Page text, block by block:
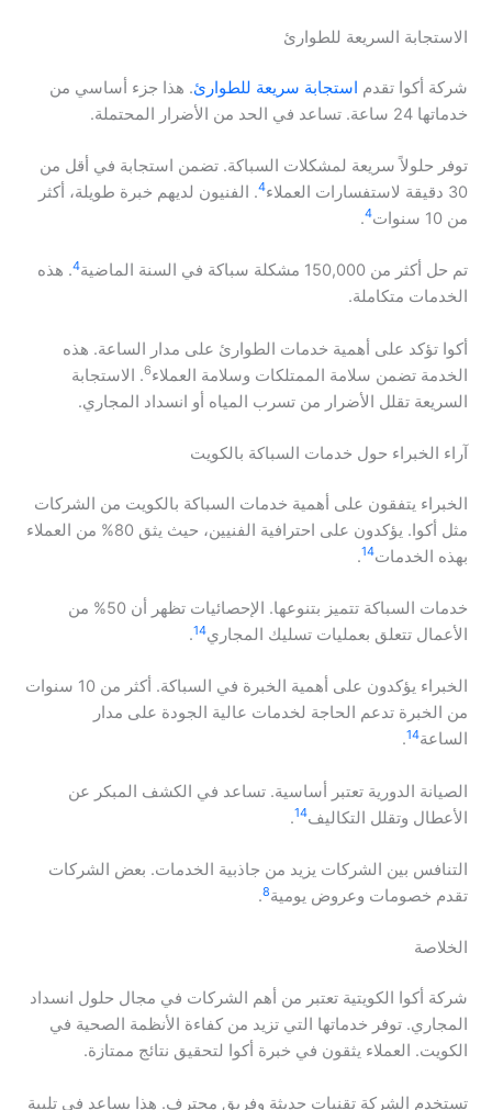
الاستجابة السريعة للطوارئ
شركة أكوا تقدم استجابة سريعة للطوارئ. هذا جزء أساسي من
خدماتها 24 ساعة. تساعد في الحد من الأضرار المحتملة.
توفر حلولاً سريعة لمشكلات السباكة. تضمن استجابة في أقل من
30 دقيقة لاستفسارات العملاء
4. الفنيون لديهم خبرة طويلة، أكثر
من 10 سنوات
4
.
تم حل أكثر من 150,000 مشكلة سباكة في السنة الماضية 4. هذه
الخدمات متكاملة.
أكوا تؤكد على أهمية خدمات الطوارئ على مدار الساعة. هذه
الخدمة تضمن سلامة الممتلكات وسلامة العملاء6. الاستجابة
السريعة تقلل الأضرار من تسرب المياه أو انسداد المجاري.
آراء الخبراء حول خدمات السباكة بالكويت
الخبراء يتفقون على أهمية خدمات السباكة بالكويت من الشركات
مثل أكوا. يؤكدون على احترافية الفنيين، حيث يثق 80% من العملاء
بهذه الخدمات14
.
خدمات السباكة تتميز بتنوعها. الإحصائيات تظهر أن 50% من
الأعمال تتعلق بعمليات تسليك المجاري14
.
الخبراء يؤكدون على أهمية الخبرة في السباكة. أكثر من 10 سنوات
من الخبرة تدعم الحاجة لخدمات عالية الجودة على مدار
الساعة14
.
الصيانة الدورية تعتبر أساسية. تساعد في الكشف المبكر عن
الأعطال وتقلل التكاليف14
.
التنافس بين الشركات يزيد من جاذبية الخدمات. بعض الشركات
تقدم خصومات وعروض يومية8
.
الخلاصة
شركة أكوا الكويتية تعتبر من أهم الشركات في مجال حلول انسداد
المجاري. توفر خدماتها التي تزيد من كفاءة الأنظمة الصحية في
الكويت. العملاء يثقون في خبرة أكوا لتحقيق نتائج ممتازة.
تستخدم الشركة تقنيات حديثة وفريق محترف. هذا يساعد في تلبية